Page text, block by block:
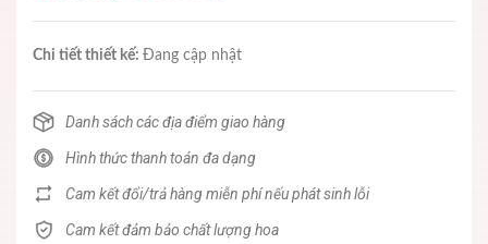
Chi tiết thiết kế: Đang cập nhật
Danh sách các địa điểm giao hàng
Hình thức thanh toán đa dạng
Cam kết đổi/trả hàng miễn phí nếu phát sinh lỗi
Cam kết đảm bảo chất lượng hoa